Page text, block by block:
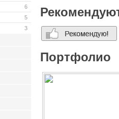
6
5
3
Благодаря большому
Портфолио